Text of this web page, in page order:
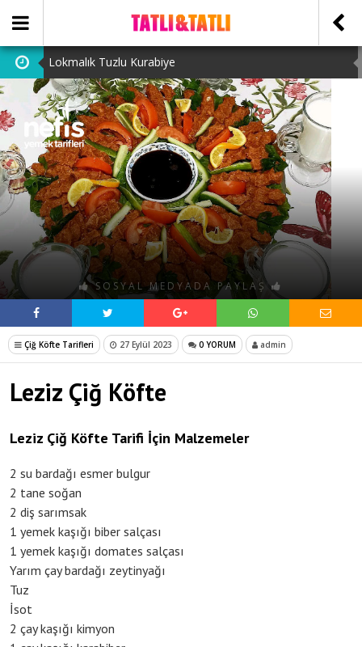
Lokmalık Tuzlu Kurabiye
Tam Ölçülü Un Helvası
Suffle
Cevizli Bulut Kek
Ataşehir Escort Bayanlarını: atasehirescortlari.com ‘da
bulabilirsiniz.
SOSYAL MEDYADA PAYLAŞ
Çiğ Köfte Tarifleri 27 Eylül 2023 0 YORUM admin
Leziz Çiğ Köfte
Leziz Çiğ Köfte Tarifi İçin Malzemeler
2 su bardağı esmer bulgur
2 tane soğan
2 diş sarımsak
1 yemek kaşığı biber salçası
1 yemek kaşığı domates salçası
Yarım çay bardağı zeytinyağı
Tuz
İsot
2 çay kaşığı kimyon